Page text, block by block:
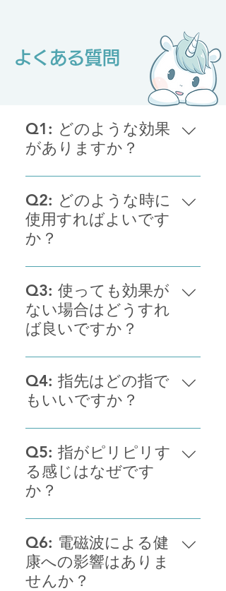
​よくある質問
Q1: どのような効果
がありますか？
鼻の「むずむず」「ずるずる」、
目の「しばしば」、喉の「いがい
が」などの不快感の軽減をサポー
トします。
Q2: どのような時に
使用すればよいです
か？
「むずむず」などの不快感がある
ときの使用をおすすめしていま
す。やわらいだ感じなどを体感し
やすくなります。
Q3: 使っても効果が
ない場合はどうすれ
ば良いですか？
使用後に効果を感じない場合で
も、何回か使用することをおすす
めしています。プログラムはお体
への負担、副作用や依存性は一切
ございません。不明な点があれ
ば、LINEまたは公式サイトからお
気軽にお問い合わせください。
Q4: 指先はどの指で
もいいですか？
指先は体の中で最も優れたエネル
ギーの受容体をもっています。ど
の指を使っても効果に差はありま
せんが、両手の親指を使うとで姿
勢に負担がなく使用できます。
Q5: 指がピリピリす
る感じはなぜです
か？
人によってエネルギーの流れを強
く感じる方もいます。効果への影
響や、人体への副作用もございま
せん。安心してご利用ください。
Q6: 電磁波による健
康への影響はありま
せんか？